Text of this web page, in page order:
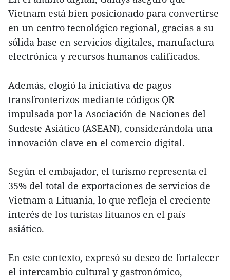
Vietnam está bien posicionado para convertirse
en un centro tecnológico regional, gracias a su
sólida base en servicios digitales, manufactura
electrónica y recursos humanos calificados.
Además, elogió la iniciativa de pagos
transfronterizos mediante códigos QR
impulsada por la Asociación de Naciones del
Sudeste Asiático (ASEAN), considerándola una
innovación clave en el comercio digital.
Según el embajador, el turismo representa el
35% del total de exportaciones de servicios de
Vietnam a Lituania, lo que refleja el creciente
interés de los turistas lituanos en el país
asiático.
En este contexto, expresó su deseo de fortalecer
el intercambio cultural y gastronómico,